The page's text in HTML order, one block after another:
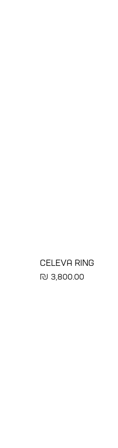
CELEVA RING
מחיר